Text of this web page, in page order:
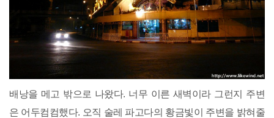
배낭을 메고 밖으로 나왔다. 너무 이른 새벽이라 그런지 주변
은 어두컴컴했다. 오직 술레 파고다의 황금빛이 주변을 밝혀줄